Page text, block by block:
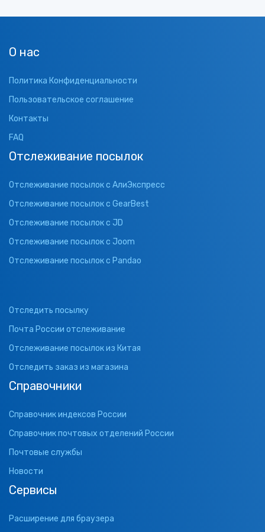
О нас
Политика Конфиденциальности
Пользовательское соглашение
Контакты
FAQ
Отслеживание посылок
Отслеживание посылок с АлиЭкспресс
Отслеживание посылок с GearBest
Отслеживание посылок с JD
Отслеживание посылок с Joom
Отслеживание посылок с Pandao
Отследить посылку
Почта России отслеживание
Отслеживание посылок из Китая
Отследить заказ из магазина
Справочники
Справочник индексов России
Справочник почтовых отделений России
Почтовые службы
Новости
Сервисы
Расширение для браузера